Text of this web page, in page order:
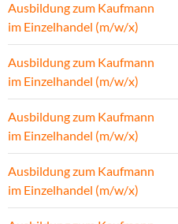
Ausbildung zum Kaufmann
im Einzelhandel (m/w/x)
Ausbildung zum Kaufmann
im Einzelhandel (m/w/x)
Ausbildung zum Kaufmann
im Einzelhandel (m/w/x)
Ausbildung zum Kaufmann
im Einzelhandel (m/w/x)